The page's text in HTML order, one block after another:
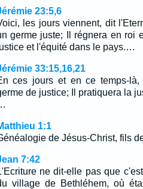
23:5,6
les jours viennent, dit
germe juste; Il régnera en roi
et l'équité dans le pays.…
33:15,16,21
ces jours et en ce temps-
de justice; Il pratiquera la
1:1
de Jésus-Christ, fils
7:42
ne dit-elle pas que
village de Bethléhem, où